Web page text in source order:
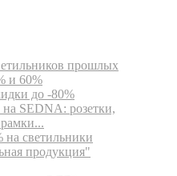
прошлых
и 60%
до -80%
SEDNA: розетки,
на светильники
продукция"